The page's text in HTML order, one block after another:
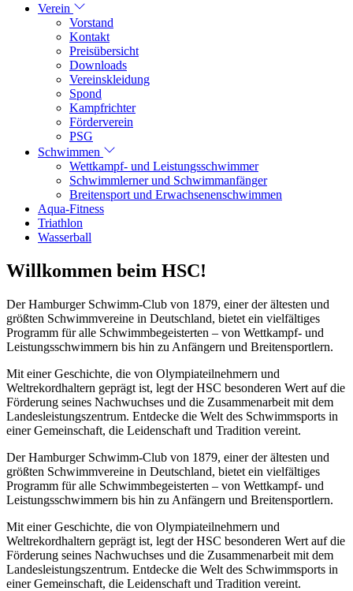
Verein
Vorstand
Kontakt
Preisübersicht
Downloads
Vereinskleidung
Spond
Kampfrichter
Förderverein
PSG
Schwimmen
Wettkampf- und Leistungsschwimmer
Schwimmlerner und Schwimmanfänger
Breitensport und Erwachsenenschwimmen
Aqua-Fitness
Triathlon
Wasserball
Willkommen beim HSC!
Der Hamburger Schwimm-Club von 1879, einer der ältesten und
größten Schwimmvereine in Deutschland, bietet ein vielfältiges
Programm für alle Schwimmbegeisterten – von Wettkampf- und
Leistungsschwimmern bis hin zu Anfängern und Breitensportlern.
Mit einer Geschichte, die von Olympiateilnehmern und
Weltrekordhaltern geprägt ist, legt der HSC besonderen Wert auf die
Förderung seines Nachwuchses und die Zusammenarbeit mit dem
Landesleistungszentrum. Entdecke die Welt des Schwimmsports in
einer Gemeinschaft, die Leidenschaft und Tradition vereint.
Der Hamburger Schwimm-Club von 1879, einer der ältesten und
größten Schwimmvereine in Deutschland, bietet ein vielfältiges
Programm für alle Schwimmbegeisterten – von Wettkampf- und
Leistungsschwimmern bis hin zu Anfängern und Breitensportlern.
Mit einer Geschichte, die von Olympiateilnehmern und
Weltrekordhaltern geprägt ist, legt der HSC besonderen Wert auf die
Förderung seines Nachwuchses und die Zusammenarbeit mit dem
Landesleistungszentrum. Entdecke die Welt des Schwimmsports in
einer Gemeinschaft, die Leidenschaft und Tradition vereint.